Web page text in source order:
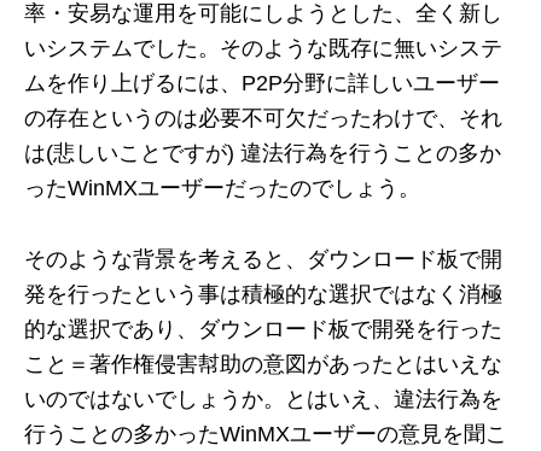
率・安易な運用を可能にしようとした、全く新し
いシステムでした。そのような既存に無いシステ
ムを作り上げるには、P2P分野に詳しいユーザー
の存在というのは必要不可欠だったわけで、それ
は(悲しいことですが) 違法行為を行うことの多か
ったWinMXユーザーだったのでしょう。
そのような背景を考えると、ダウンロード板で開
発を行ったという事は積極的な選択ではなく消極
的な選択であり、ダウンロード板で開発を行った
こと＝著作権侵害幇助の意図があったとはいえな
いのではないでしょうか。とはいえ、違法行為を
行うことの多かったWinMXユーザーの意見を聞こ